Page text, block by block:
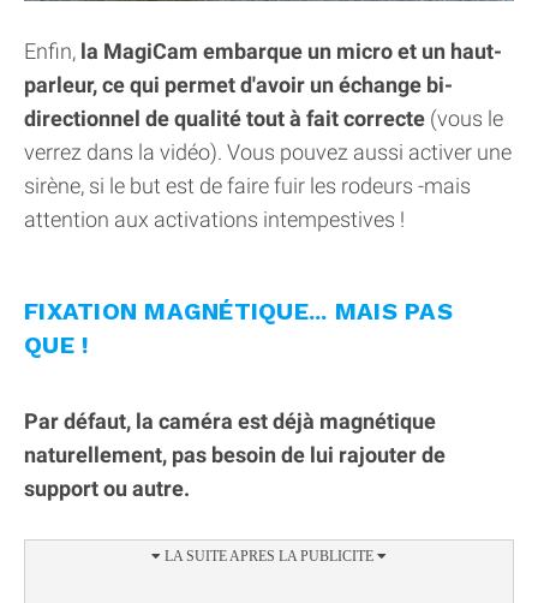
Enfin, la MagiCam embarque un micro et un haut-
parleur, ce qui permet d'avoir un échange bi-
directionnel de qualité tout à fait correcte (vous le
verrez dans la vidéo). Vous pouvez aussi activer une
sirène, si le but est de faire fuir les rodeurs -mais
attention aux activations intempestives !
FIXATION MAGNÉTIQUE... MAIS PAS
QUE !
Par défaut, la caméra est déjà magnétique
naturellement, pas besoin de lui rajouter de
support ou autre.